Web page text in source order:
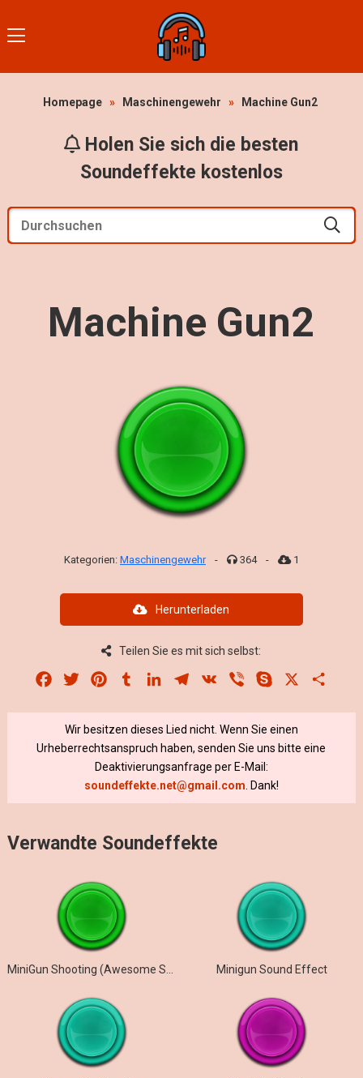
Homepage » Maschinengewehr » Machine Gun2
Holen Sie sich die besten
Soundeffekte kostenlos
Machine Gun2
Kategorien: Maschinengewehr - 364 - 1
Herunterladen
Teilen Sie es mit sich selbst:
Facebook
Twitter PinterestTumblrLinkedInTelegram
VK Viber Skype
Wir besitzen dieses Lied nicht. Wenn Sie einen
Urheberrechtsanspruch haben, senden Sie uns bitte eine
Deaktivierungsanfrage per E-Mail:
soundeffekte.net@gmail.com . Dank!
Verwandte Soundeffekte
Minigun Sound Effect